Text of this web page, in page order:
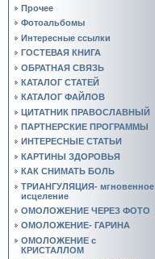
Прочее
Фотоальбомы
Интересные ссылки
ГОСТЕВАЯ КНИГА
ОБРАТНАЯ СВЯЗЬ
КАТАЛОГ СТАТЕЙ
КАТАЛОГ ФАЙЛОВ
ЦИТАТНИК ПРАВОСЛАВНЫЙ
ПАРТНЕРСКИЕ ПРОГРАММЫ
ИНТЕРЕСНЫЕ СТАТЬИ
КАРТИНЫ ЗДОРОВЬЯ
КАК СНИМАТЬ БОЛЬ
ТРИАНГУЛЯЦИЯ- мгновенное
исцеление
ОМОЛОЖЕНИЕ ЧЕРЕЗ ФОТО
ОМОЛОЖЕНИЕ- ГАРИНА
ОМОЛОЖЕНИЕ с
КРИСТАЛЛОМ